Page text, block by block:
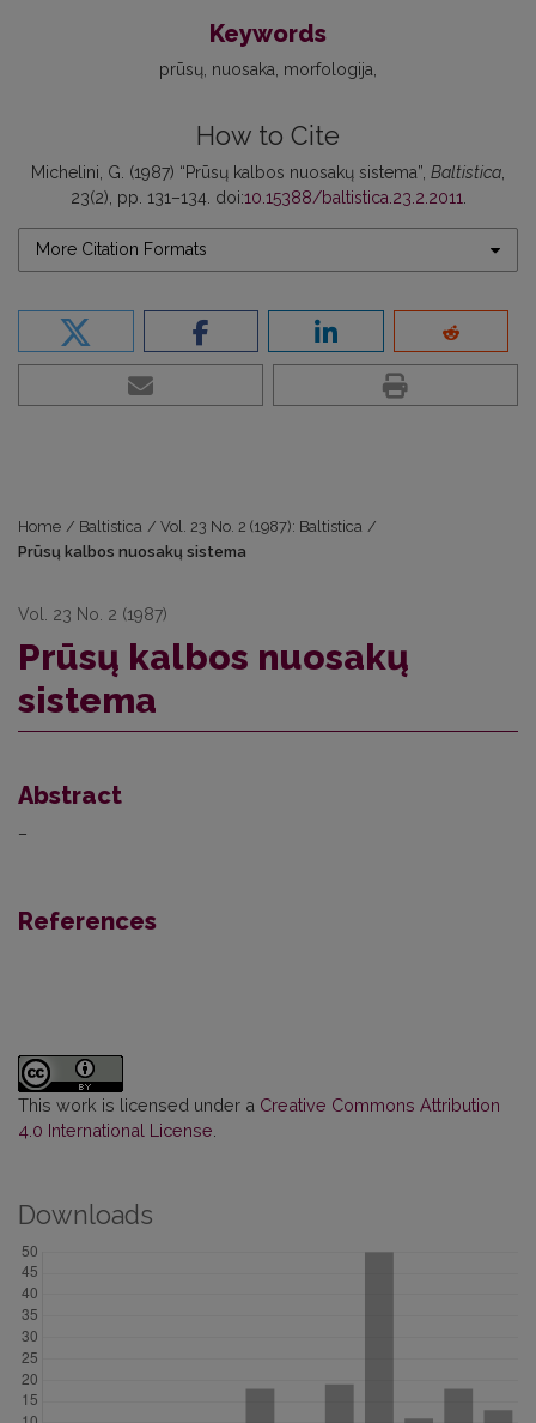
Keywords
prūsų nuosaka morfologija
How to Cite
Michelini, G. (1987) “Prūsų kalbos nuosakų sistema”, Baltistica,
23(2), pp. 131–134. doi:10.15388/baltistica.23.2.2011.
More Citation Formats
Home / Baltistica / Vol. 23 No. 2 (1987): Baltistica /
Prūsų kalbos nuosakų sistema
Vol. 23 No. 2 (1987)
Prūsų kalbos nuosakų
sistema
Abstract
–
References
This work is licensed under a Creative Commons Attribution
4.0 International License
Downloads